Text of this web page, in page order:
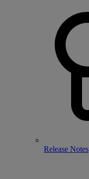
Release Notes